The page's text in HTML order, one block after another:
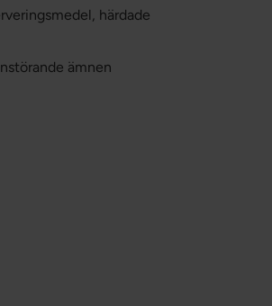
härdade
ämnen